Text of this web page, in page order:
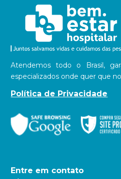
Atendemos todo o Brasil,
especializados onde quer que
Política de Privacidade
Entre em contato